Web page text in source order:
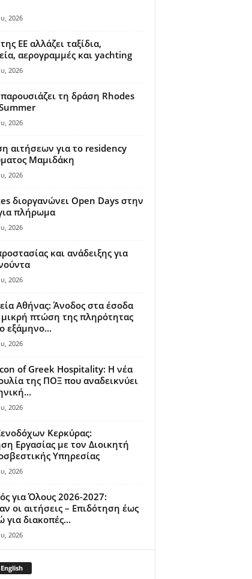
2026
ΕΕ αλλάζει ταξίδια,
αερογραμμές και yachting
2026
τη δράση Rhodes
2026
αιτήσεων για το residency
Μαμιδάκη
2026
διοργανώνει Open Days στην
πλήρωμα
2026
και ανάδειξης για
2026
Αθήνας: Άνοδος στα έσοδα
πτώση της πληρότητας
εξάμηνο...
2026
of Greek Hospitality: Η νέα
της ΠΟΞ που αναδεικνύει
2026
Κερκύρας:
Εργασίας με τον Διοικητή
Υπηρεσίας
2026
για Όλους 2026-2027:
οι αιτήσεις – Επιδότηση έως
για διακοπές...
2026